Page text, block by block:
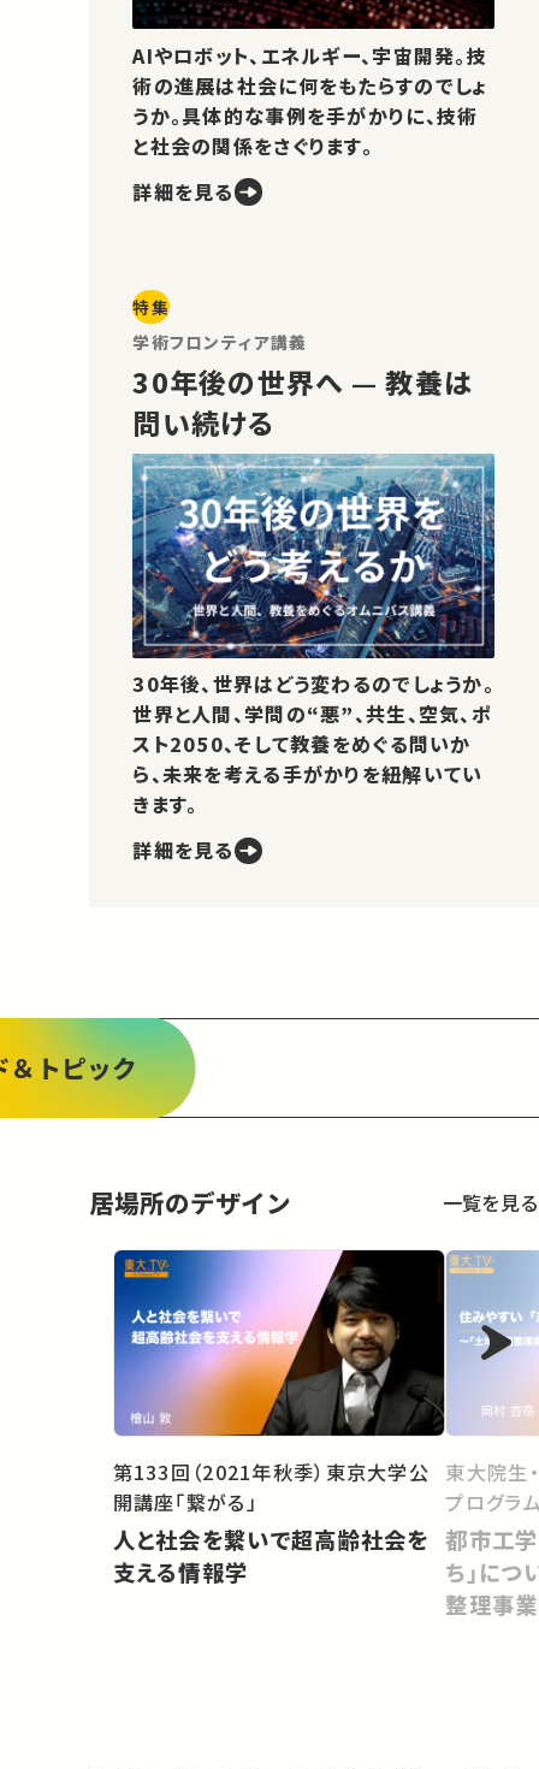
AIやロボット、エネルギー、宇宙開発。技
術の進展は社会に何をもたらすのでしょ
うか。具体的な事例を手がかりに、技術
と社会の関係をさぐります。
詳細を見る
特集
学術フロンティア講義
30年後の世界へ — 教養は
問い続ける
30年後、世界はどう変わるのでしょうか。
世界と人間、学問の“悪”、共生、空気、ポ
スト2050、そして教養をめぐる問いか
ら、未来を考える手がかりを紐解いてい
きます。
詳細を見る
＆トピック
居場所のデザイン 一覧を見る
第133回（2021年秋季）東京大学公
開講座「繋がる」
人と社会を繋いで超高齢社会を
支える情報学
東大院生
プログラ
都市工
ち」につ
整理事業